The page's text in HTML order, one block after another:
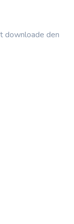
downloade den